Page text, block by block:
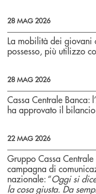
28 MAG 2026
La mobilità dei giovani
possesso, più utilizzo
28 MAG 2026
Cassa Centrale Banca:
ha approvato il
22 MAG 2026
Gruppo Cassa
campagna di
nazionale: “Oggi si
la cosa giusta. Da